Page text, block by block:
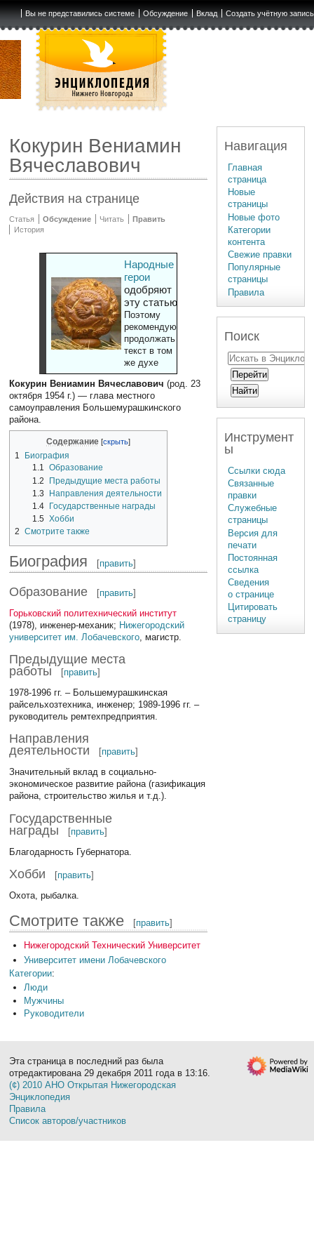
Вы не представились системе Обсуждение Вклад Создать учётную запись
Кокурин Вениамин
Вячеславович
Действия на странице
Статья Обсуждение Читать
Править
История
Народные
герои
одобряют
эту статью
Поэтому
рекомендуют
продолжать
текст в том
же духе
Кокурин Вениамин Вячеславович (род. 23
октября 1954 г.) — глава местного
самоуправления Большемурашкинского
района.
Содержание
1
Биография
1.1 Образование
1.2
Предыдущие места работы
1.3
Направления деятельности
1.4
Государственные награды
1.5 Хобби
2
Смотрите также
Биография [править]
Образование [править]
Горьковский политехнический институт
(1978), инженер-механик; Нижегородский
университет им. Лобачевского , магистр.
Предыдущие места
работы
[править]
1978-1996 гг. – Большемурашкинская
райсельхозтехника, инженер; 1989-1996 гг. –
руководитель ремтехпредприятия.
Направления
деятельности
[править]
Значительный вклад в социально-
экономическое развитие района (газификация
района, строительство жилья и т.д.).
Государственные
награды
[править]
Благодарность Губернатора.
Хобби [править]
Охота, рыбалка.
Смотрите также [править]
Нижегородский Технический Университет
Университет имени Лобачевского
Категории:
Люди
Мужчины
Руководители
Навигация
Главная
страница
Новые
страницы
Новые фото
Категории
контента
Свежие правки
Популярные
страницы
Правила
Поиск
Инструмент
ы
Ссылки сюда
Связанные
правки
Служебные
страницы
Версия для
печати
Постоянная
ссылка
Сведения
о странице
Цитировать
страницу
Эта страница в последний раз была
отредактирована 29 декабря 2011 года в 13:16.
(¢) 2010 АНО Открытая Нижегородская
Энциклопедия
Правила
Список авторов/участников